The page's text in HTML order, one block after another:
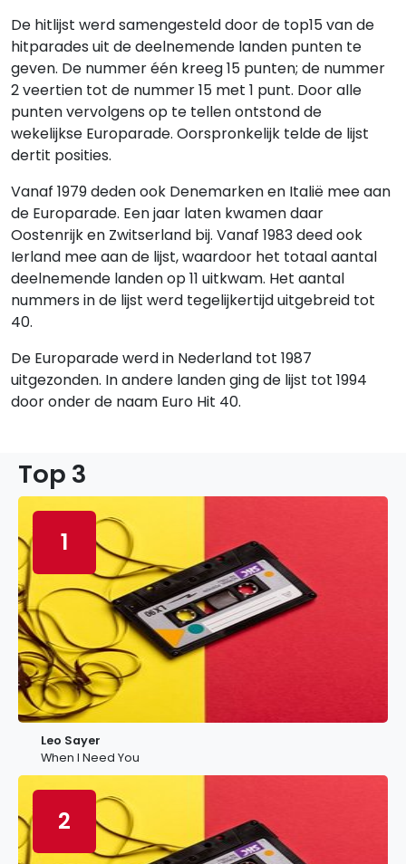
De hitlijst werd samengesteld door de top15 van de
hitparades uit de deelnemende landen punten te
geven. De nummer één kreeg 15 punten; de nummer
2 veertien tot de nummer 15 met 1 punt. Door alle
punten vervolgens op te tellen ontstond de
wekelijkse Europarade. Oorspronkelijk telde de lijst
dertit posities.
Vanaf 1979 deden ook Denemarken en Italië mee aan
de Europarade. Een jaar laten kwamen daar
Oostenrijk en Zwitserland bij. Vanaf 1983 deed ook
Ierland mee aan de lijst, waardoor het totaal aantal
deelnemende landen op 11 uitkwam. Het aantal
nummers in de lijst werd tegelijkertijd uitgebreid tot
40.
De Europarade werd in Nederland tot 1987
uitgezonden. In andere landen ging de lijst tot 1994
door onder de naam Euro Hit 40.
Top 3
1
Leo Sayer
When I Need You
2